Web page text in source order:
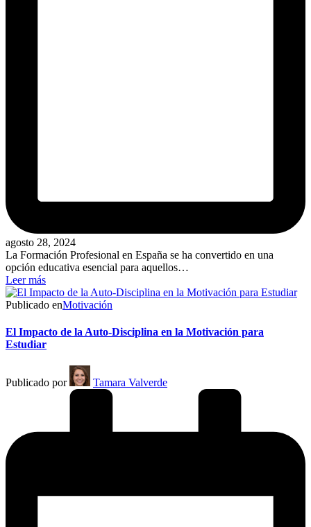
agosto 28, 2024
La Formación Profesional en España se ha convertido en una
opción educativa esencial para aquellos…
Leer más
Publicado enMotivación
El Impacto de la Auto-Disciplina en la Motivación para
Estudiar
Publicado por Tamara Valverde